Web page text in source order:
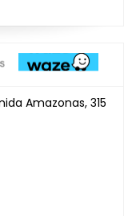
Amazonas, 315